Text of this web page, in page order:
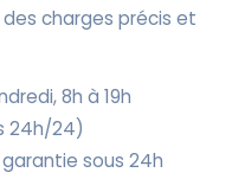
charges précis et
8h à 19h
24h/24)
sous 24h